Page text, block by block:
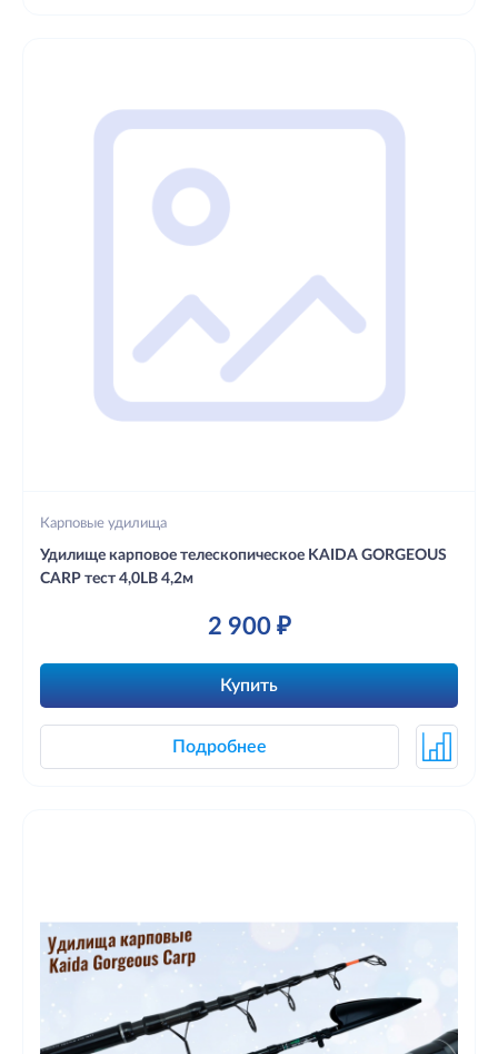
Карповые удилища
Удилище карповое телескопическое KAIDA GORGEOUS
CARP тест 4,0LB 4,2м
2 900 ₽
Купить
Подробнее